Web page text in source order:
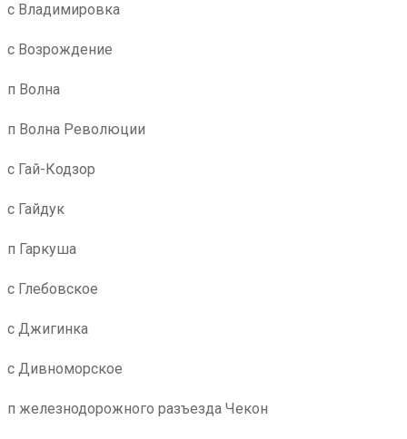
с Владимировка
с Возрождение
п Волна
п Волна Революции
с Гай-Кодзор
с Гайдук
п Гаркуша
с Глебовское
с Джигинка
с Дивноморское
п железнодорожного разъезда Чекон